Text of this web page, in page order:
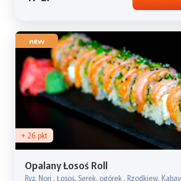
new
+ 26 pkt
Opalany Łosoś Roll
Ryż, Nori , Łosoś, Serek, ogórek , Rzodkiew,